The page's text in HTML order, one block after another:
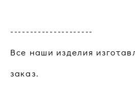
---------------------
Все наши изделия
заказ.